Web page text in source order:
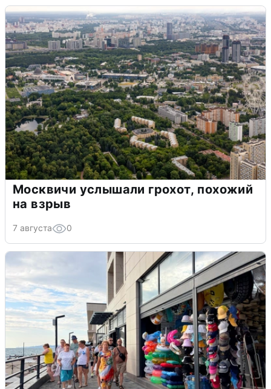
Москвичи услышали грохот, похожий
на взрыв
7 августа 0